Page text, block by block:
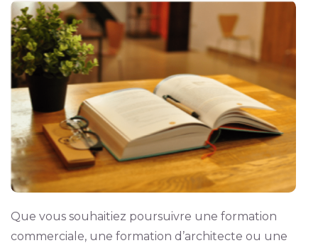
Que vous souhaitiez poursuivre une formation
commerciale, une formation d’architecte ou une